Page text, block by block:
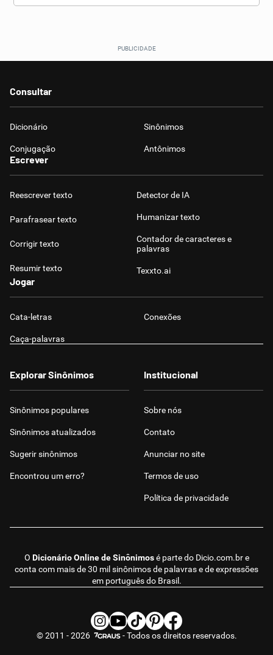
Consultar
Dicionário Sinônimos
Conjugação Antônimos
Escrever
Reescrever texto
Parafrasear texto
Corrigir texto
Resumir texto
Detector de IA
Humanizar texto
Contador de caracteres e
palavras
Texxto.ai
Jogar
Cata-letras Conexões
Caça-palavras
O Dicionário Online de Sinônimosé parte do Dicio.com.bre
conta com mais de 30 mil sinônimos de palavras e de expressões
em português do Brasil.
Explorar Sinônimos
Sinônimos populares
Sinônimos atualizados
Sugerir sinônimos
Encontrou um erro?
Institucional
Sobre nós
Contato
Anunciar no site
Termos de uso
Política de privacidade
© 2011 - 2026 - Todos os direitos reservados.